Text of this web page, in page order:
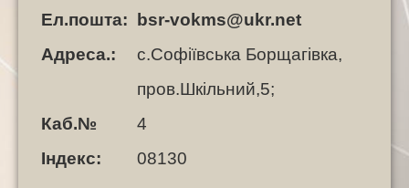
Ел.пошта:
bsr-vokms@ukr.net
Адреса.:
с.Софіївська Борщагівка,
пров.Шкільний,5;
Каб.№
4
Індекс:
08130